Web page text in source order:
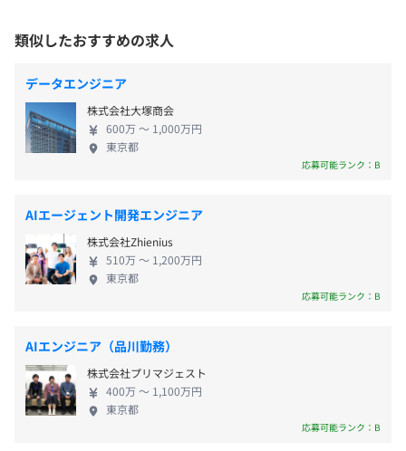
【Tech Stack】
■コード管理 : Github
■CICD/IaC : Github Actions , Terraform , Atlantis
■社内ツール : Jira , Confluence , Zoom , Slack , Miro
etc..
■その他 : Spark(PySpark) , Apache Iceberg
PayPayカードのプロダクト開発組織は各種横断的な機能
を集約しており、プロダクト開発に集中できる効率的な組
織体制を構築しています。PdM、Designer、Engineer、
《東京本社》
四谷駅より徒歩1分
《福岡本社》
■時間外勤務手当
■通勤交通費
昇給：年1回見直し
社会保険完備（健康保険・厚生年金保険、雇用保険・労災
保険）
ないと考えています。常にDay1であるスタンスを忘
れずに、誰もが想像できないようなビジョン（未
来）を実現していくのがPayPayカードです。 この壮
大なビジョンに前向きに取り組み、他社に真似でき
ない圧倒的なスピードでプロダクトを磨き上げ、日
本のキャッシュレス決済、またそれを使用した金融
ライフプラットフォームとしての普及を一気に推進
取り組み、自ら課題発見し、周囲と協力して新しい
価値創出を共に推進する仲間を募集します。
類似したおすすめの求人
データエンジニア
株式会社大塚商会
600万 〜 1,000万円
東京都
応募可能ランク：B
AIエージェント開発エンジニア
株式会社Zhienius
510万 〜 1,200万円
東京都
応募可能ランク：B
AIエンジニア（品川勤務）
株式会社プリマジェスト
400万 〜 1,100万円
東京都
応募可能ランク：B